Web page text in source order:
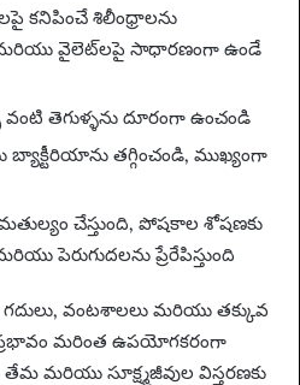
కనిపించే శిలీంధ్రాలను
మరియు వైలెట్‌లపై సాధారణంగా ఉండే
తెగుళ్ళను దూరంగా ఉంచండి
తగ్గించండి, ముఖ్యంగా
చేస్తుంది, పోషకాల శోషణకు
పెరుగుదలను ప్రేరేపిస్తుంది
వంటశాలలు మరియు తక్కువ
మరింత ఉపయోగకరంగా
మరియు సూక్ష్మజీవుల విస్తరణకు